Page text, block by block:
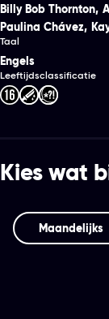
Billy Bob Thornton,
Paulina Chávez,
Taal
Engels
Leeftijdsclassificatie
Kies wat
Maandelijks